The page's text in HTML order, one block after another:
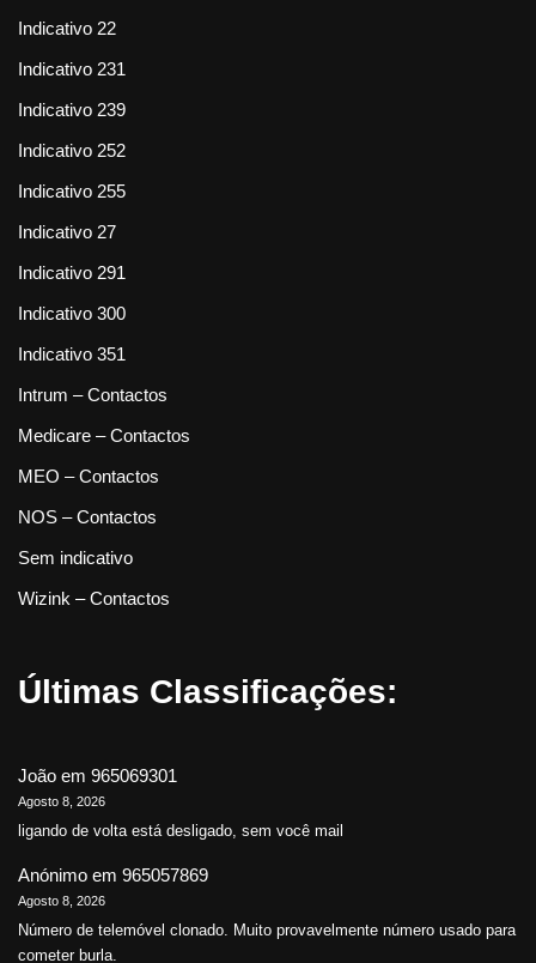
Indicativo 22
Indicativo 231
Indicativo 239
Indicativo 252
Indicativo 255
Indicativo 27
Indicativo 291
Indicativo 300
Indicativo 351
Intrum – Contactos
Medicare – Contactos
MEO – Contactos
NOS – Contactos
Sem indicativo
Wizink – Contactos
Últimas Classificações:
João em 965069301
Agosto 8, 2026
ligando de volta está desligado, sem você mail
Anónimo em 965057869
Agosto 8, 2026
Número de telemóvel clonado. Muito provavelmente número usado para
cometer burla.